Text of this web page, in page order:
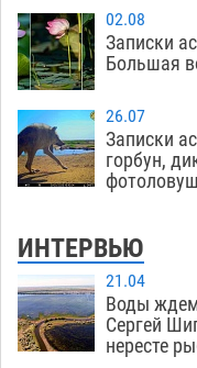
02.08
Записки
Большая
26.07
Записки
горбун,
ИНТЕРВЬЮ
21.04
Воды
Сергей
нересте